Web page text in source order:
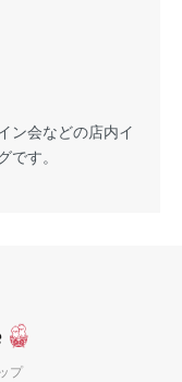
ン会などの店内イ
す。
プ